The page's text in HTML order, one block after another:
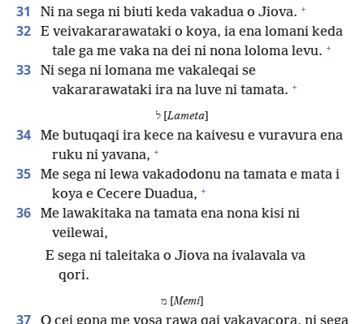
31 Ni na sega ni biuti keda vakadua o Jiova. +
32
E veivakararawataki o koya, ia ena lomani keda
tale ga me vaka na dei ni nona loloma levu. +
33
Ni sega ni lomana me vakaleqai se
vakararawataki ira na luve ni tamata. +
ל [Lameta]
34
Me butuqaqi ira kece na kaivesu e vuravura ena
ruku ni yavana, +
35
Me sega ni lewa vakadodonu na tamata e mata i
koya e Cecere Duadua, +
36
Me lawakitaka na tamata ena nona kisi ni
veilewai,
E sega ni taleitaka o Jiova na ivalavala va
qori.
מ [Memi]
37